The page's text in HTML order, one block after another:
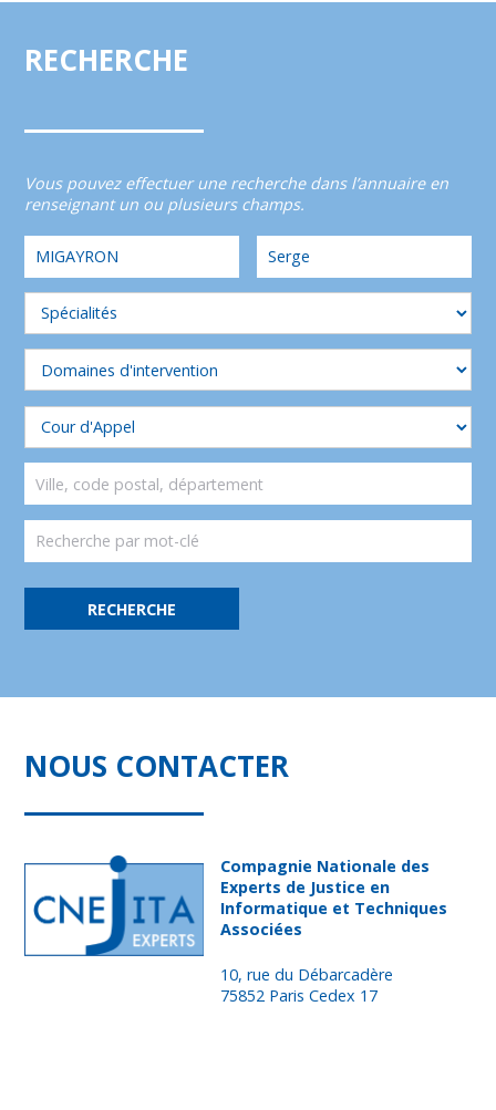
RECHERCHE
Vous pouvez effectuer une recherche dans l’annuaire en
renseignant un ou plusieurs champs.
NOUS CONTACTER
Compagnie Nationale des
Experts de Justice en
Informatique et Techniques
Associées
10, rue du Débarcadère
75852 Paris Cedex 17